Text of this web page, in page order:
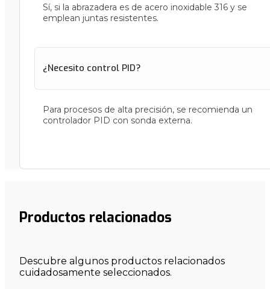
Sí, si la abrazadera es de acero inoxidable 316 y se
emplean juntas resistentes.
¿Necesito control PID?
Para procesos de alta precisión, se recomienda un
controlador PID con sonda externa.
Productos relacionados
Descubre algunos productos relacionados
cuidadosamente seleccionados.